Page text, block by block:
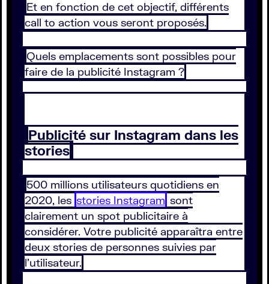
Et en fonction de cet objectif, différents
call to action vous seront proposés.
Quels emplacements sont possibles pour
faire de la publicité Instagram ?
Publicité sur Instagram dans les
stories
500 millions utilisateurs quotidiens en
2020, les stories Instagram sont
clairement un spot publicitaire à
considérer. Votre publicité apparaîtra entre
deux stories de personnes suivies par
l’utilisateur.